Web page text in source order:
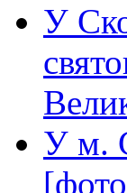
У
У м.